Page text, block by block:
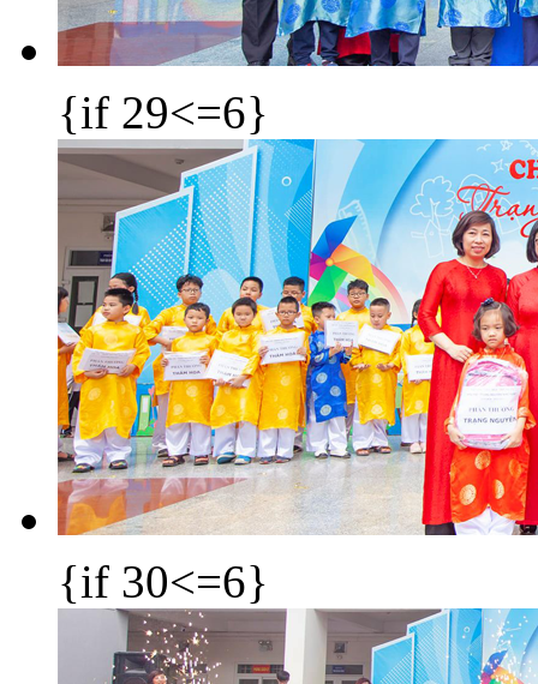
{if 29<=6}
{if 30<=6}